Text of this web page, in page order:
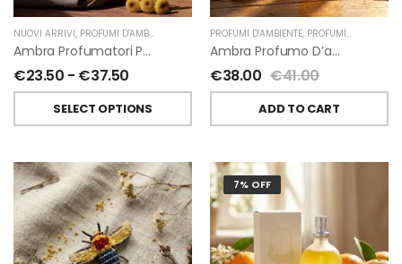
NUOVI ARRIVI, PROFUMI D'AMBIENTE PROFUMATORI A BASTONCINI ,CHIARA FIRENZE
Ambra Profumatori Per Ambiente A Bastoncini Di Chiara Firenze
€23.50 - €37.50
SELECT OPTIONS
PROFUMI D'AMBIENTE, PROFUMI D'AMBIENTE FIORIRA' UN GIARDINO
Ambra Profumo D’ambiente Di Fiorirà Un Giardino
€38.00 €41.00
ADD TO CART
7% OFF